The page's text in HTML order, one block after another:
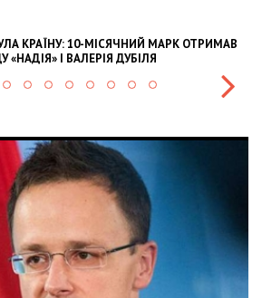
КРАЇНУ: 10-МІСЯЧНИЙ МАРК ОТРИМАВ
І ВАЛЕРІЯ ДУБІЛЯ